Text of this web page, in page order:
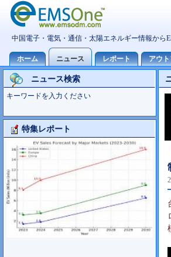
ニュース検索
キーワードを入力ください
特集レポート
大型TV市場10世代主導の可能性